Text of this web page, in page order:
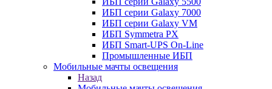
ИБП серии Galaxy 7000
ИБП серии Galaxy VM
ИБП Symmetra PX
ИБП Smart-UPS On-Line
Промышленные ИБП
Мобильные мачты освещения
Назад